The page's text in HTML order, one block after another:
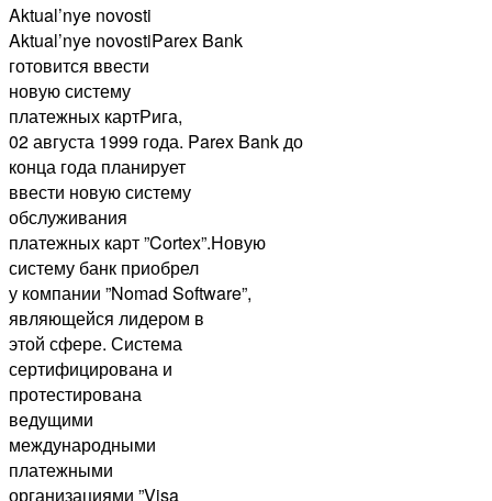
Aktual’nye novosti
Aktual’nye novostiParex Bank
готовится ввести
новую систему
платежных картРига,
02 августа 1999 года. Parex Bank до
конца года планирует
ввести новую систему
обслуживания
платежных карт ”Cortex”.Новую
систему банк приобрел
у компании ”Nomad Software”,
являющейся лидером в
этой сфере. Система
сертифицирована и
протестирована
ведущими
международными
платежными
организациями ”Visa